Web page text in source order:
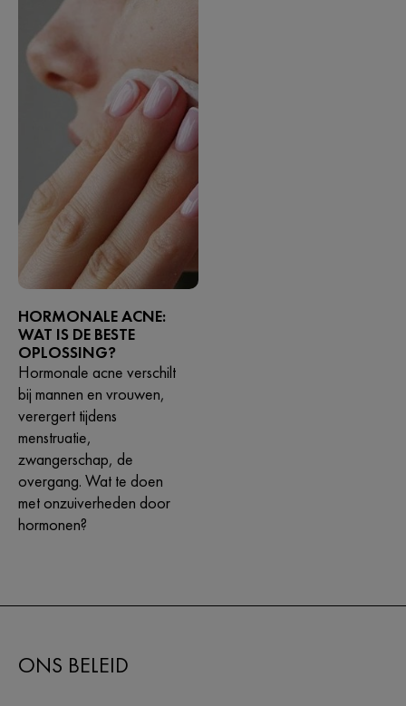
HORMONALE ACNE:
WAT IS DE BESTE
OPLOSSING?
Hormonale acne verschilt
bij mannen en vrouwen,
verergert tijdens
menstruatie,
zwangerschap, de
overgang. Wat te doen
met onzuiverheden door
hormonen?
ONS BELEID